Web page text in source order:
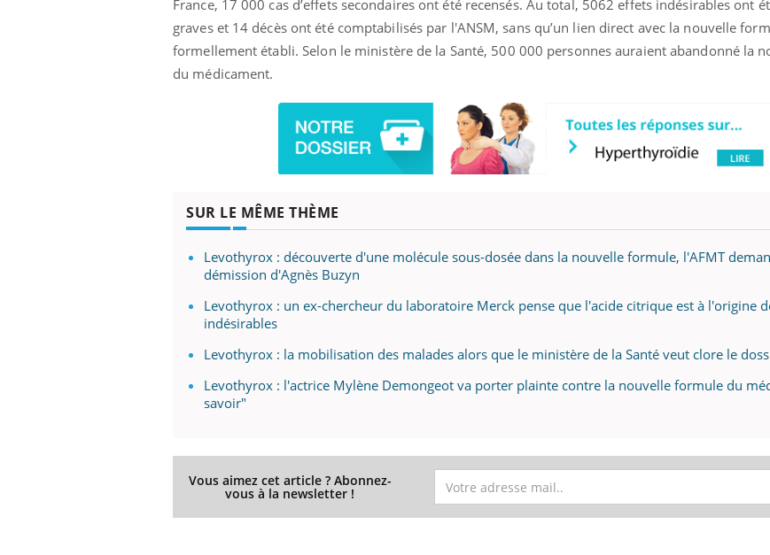
France, 17 000 cas d’effets secondaires ont été recensés. Au total, 5062 effets indésirables ont
graves et 14 décès ont été comptabilisés par l'ANSM, sans qu’un lien direct avec la nouvelle
formellement établi. Selon le ministère de la Santé, 500 000 personnes auraient abandonné la
du médicament.
SUR LE MÊME THÈME
Levothyrox : découverte d'une molécule sous-dosée dans la nouvelle formule, l'AFMT
démission d'Agnès Buzyn
Levothyrox : un ex-chercheur du laboratoire Merck pense que l'acide citrique est à l'origine
indésirables
Levothyrox : la mobilisation des malades alors que le ministère de la Santé veut clore le
Levothyrox : l'actrice Mylène Demongeot va porter plainte contre la nouvelle formule du
savoir"
Vous aimez cet article ? Abonnez-
vous à la newsletter !